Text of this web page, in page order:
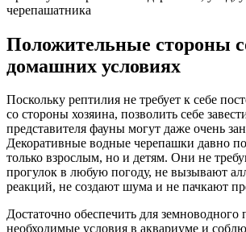
черепашатника
Положительные стороны
домашних условиях
Поскольку рептилия не требует к себе
со стороны хозяина, позволить себе
представителя фауны могут даже очень
Декоративные водные черепашки давно
только взрослым, но и детям. Они не
прогулок в любую погоду, не вызывают
реакций, не создают шума и не пачкают
Достаточно обеспечить для земноводного
необходимые условия в аквариуме и